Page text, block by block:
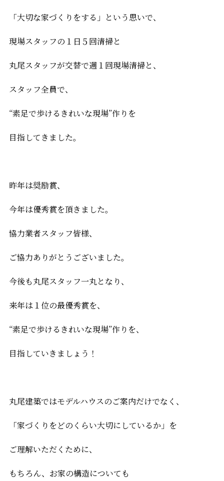
「大切な家づくりをする」という思いで、
現場スタッフの１日５回清掃と
丸尾スタッフが交替で週１回現場清掃と、
スタッフ全員で、
“素足で歩けるきれいな現場”作りを
目指してきました。
昨年は奨励賞、
今年は優秀賞を頂きました。
協力業者スタッフ皆様、
ご協力ありがとうございました。
今後も丸尾スタッフ一丸となり、
来年は１位の最優秀賞を、
“素足で歩けるきれいな現場”作りを、
目指していきましょう！
丸尾建築ではモデルハウスのご案内だけでなく、
「家づくりをどのくらい大切にしているか」を
ご理解いただくために、
もちろん、お家の構造についても